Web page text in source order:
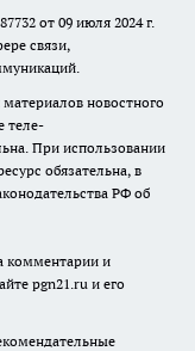
от 09 июля 2024 г.
связи,
новостного
теле-
При использовании
обязательна, в
РФ об
комментарии и
pgn21.ru и его